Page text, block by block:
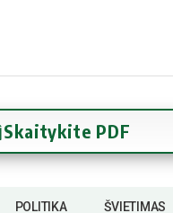
Skaitykite PDF
POLITIKA ŠVIETIMAS